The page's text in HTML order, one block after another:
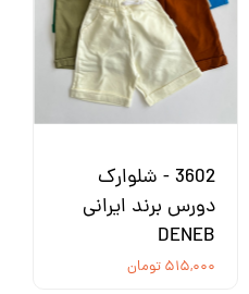
3602 - شلوارک
دورس برند ایرانی
DENEB
۵۱۵,۰۰۰ تومان